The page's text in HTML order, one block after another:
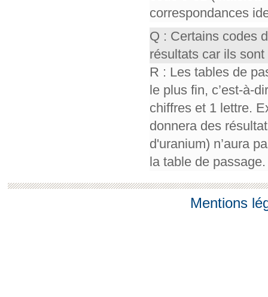
correspondances
Q : Certains codes
résultats car ils
R : Les tables de
le plus fin, c’est-à-
chiffres et 1 lettre.
donnera des
d'uranium) n’aura
la table de passage.
Mentions